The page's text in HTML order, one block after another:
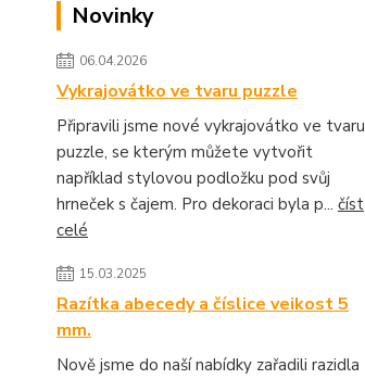
Novinky
06.04.2026
Vykrajovátko ve tvaru puzzle
Připravili jsme nové vykrajovátko ve tvaru
puzzle, se kterým můžete vytvořit
například stylovou podložku pod svůj
hrneček s čajem. Pro dekoraci byla p... číst
celé
15.03.2025
Razítka abecedy a číslice veikost 5
mm.
Nově jsme do naší nabídky zařadili razidla